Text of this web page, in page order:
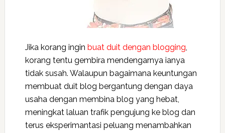
Jika korang ingin buat duit dengan blogging,
korang tentu gembira mendengarnya ianya
tidak susah. Walaupun bagaimana keuntungan
membuat duit blog bergantung dengan daya
usaha dengan membina blog yang hebat,
meningkat laluan trafik pengujung ke blog dan
terus eksperimantasi peluang menambahkan